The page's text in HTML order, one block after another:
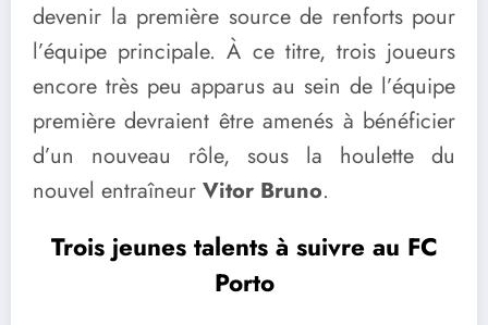
devenir la première source de renforts pour
l’équipe principale. À ce titre, trois joueurs
encore très peu apparus au sein de l’équipe
première devraient être amenés à bénéficier
d’un nouveau rôle, sous la houlette du
nouvel entraîneur Vitor Bruno.
Trois jeunes talents à suivre au FC
Porto